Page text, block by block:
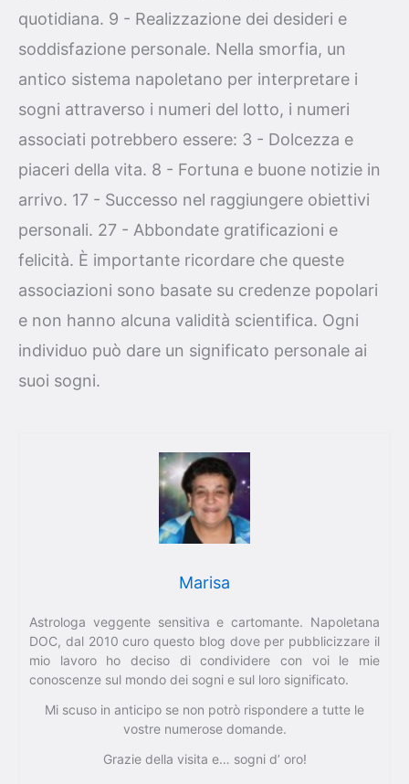
quotidiana. 9 - Realizzazione dei desideri e
soddisfazione personale. Nella smorfia, un
antico sistema napoletano per interpretare i
sogni attraverso i numeri del lotto, i numeri
associati potrebbero essere: 3 - Dolcezza e
piaceri della vita. 8 - Fortuna e buone notizie in
arrivo. 17 - Successo nel raggiungere obiettivi
personali. 27 - Abbondate gratificazioni e
felicità. È importante ricordare che queste
associazioni sono basate su credenze popolari
e non hanno alcuna validità scientifica. Ogni
individuo può dare un significato personale ai
suoi sogni.
Marisa
Astrologa veggente sensitiva e cartomante. Napoletana
DOC, dal 2010 curo questo blog dove per pubblicizzare il
mio lavoro ho deciso di condividere con voi le mie
conoscenze sul mondo dei sogni e sul loro significato.
Mi scuso in anticipo se non potrò rispondere a tutte le
vostre numerose domande.
Grazie della visita e… sogni d’ oro!